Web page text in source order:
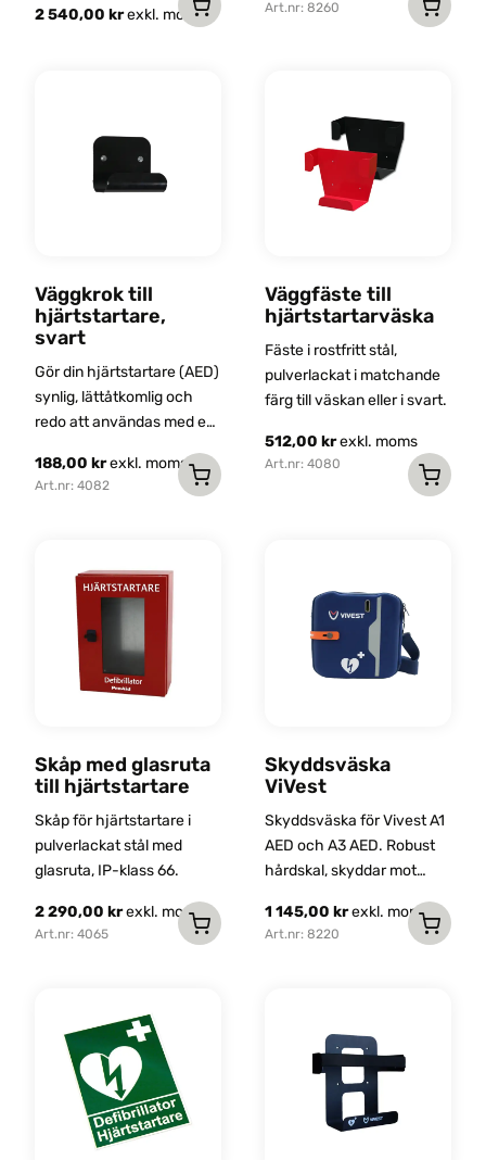
2 540,00krexkl. moms
varianter.
kan
väljas
på
produktsidan
Art.nr: 8260
varianter.
kan
väljas
på
produktsidan
Väggkrok till
hjärtstartare,
svart
Gör din hjärtstartare (AED)
synlig, lättåtkomlig och
redo att användas med en
praktiska lösning är
utformad för att passa
utrustning, vilket gör den
idealisk för till exempel
arbetsplatser, offentliga
miljöer och föreningar.
188,00krexkl. moms
Art.nr: 4082
Väggfäste till
hjärtstartarväska
Fäste i rostfritt stål,
pulverlackat i matchande
färg till väskan eller i svart.
512,00 krexkl. moms
Art.nr: 4080
varianter.
väljas
på
produktsidan
Skåp med glasruta
till hjärtstartare
Skåp för hjärtstartare i
pulverlackat stål med
glasruta, IP-klass 66.
2 290,00krexkl. moms
Art.nr: 4065
Skyddsväska
ViVest
Skyddsväska för Vivest A1
AED och A3 AED. Robust
hårdskal, skyddar mot
Med axelrem och ficka för
1 145,00 krexkl. moms
Art.nr: 8220